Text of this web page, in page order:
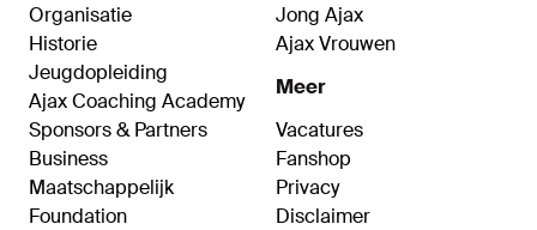
Organisatie
Historie
Jeugdopleiding
Ajax Coaching Academy
Sponsors & Partners
Business
Maatschappelijk
Foundation
Jong Ajax
Ajax Vrouwen
Meer
Vacatures
Fanshop
Privacy
Disclaimer